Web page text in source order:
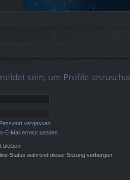
sein, um Profile
vergessen
E-Mail erneut senden
bleiben
Status während dieser Sitzung verbergen